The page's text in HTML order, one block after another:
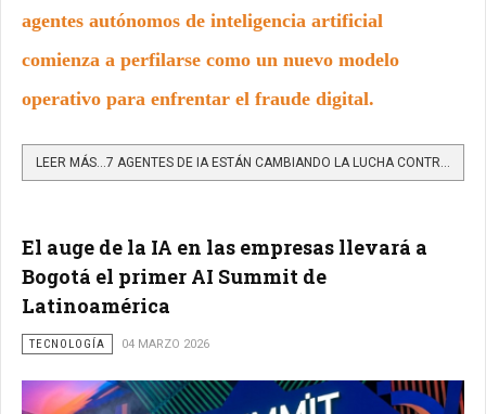
agentes autónomos de inteligencia artificial
comienza a perfilarse como un nuevo modelo
operativo para enfrentar el fraude digital.
LEER MÁS…7 AGENTES DE IA ESTÁN CAMBIANDO LA LUCHA CONTRA EL FRAUDE DIGITAL
El auge de la IA en las empresas llevará a
Bogotá el primer AI Summit de
Latinoamérica
TECNOLOGÍA 04 MARZO 2026